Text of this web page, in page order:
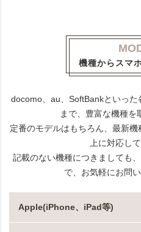
機種からスマ
docomo、au、SoftBankといっ
まで、豊富な機種を
定番のモデルはもちろん、最新
上に対応して
記載のない機種につきましても
で、お気軽にお問
Apple(iPhone、iPad等)